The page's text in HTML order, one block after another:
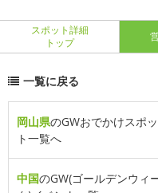
スポット詳細
トップ
一覧に戻る
岡山県のGWおでかけスポッ
ト一覧へ
中国のGW(ゴールデンウィ